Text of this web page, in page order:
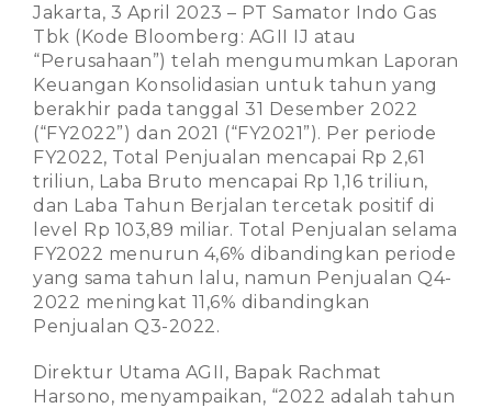
Jakarta, 3 April 2023 – PT Samator Indo Gas
Tbk (Kode Bloomberg: AGII IJ atau
“Perusahaan”) telah mengumumkan Laporan
Keuangan Konsolidasian untuk tahun yang
berakhir pada tanggal 31 Desember 2022
(“FY2022”) dan 2021 (“FY2021”). Per periode
FY2022, Total Penjualan mencapai Rp 2,61
triliun, Laba Bruto mencapai Rp 1,16 triliun,
dan Laba Tahun Berjalan tercetak positif di
level Rp 103,89 miliar. Total Penjualan selama
FY2022 menurun 4,6% dibandingkan periode
yang sama tahun lalu, namun Penjualan Q4-
2022 meningkat 11,6% dibandingkan
Penjualan Q3-2022.
Direktur Utama AGII, Bapak Rachmat
Harsono, menyampaikan, “2022 adalah tahun